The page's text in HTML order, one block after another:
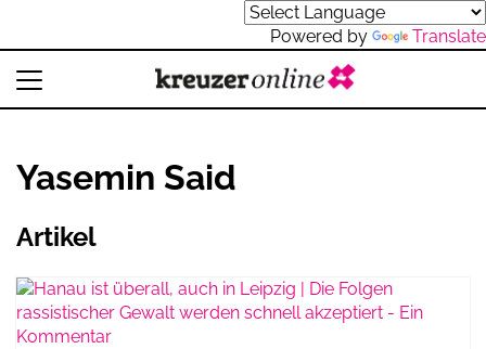
Powered by Translate
Yasemin Said
Artikel